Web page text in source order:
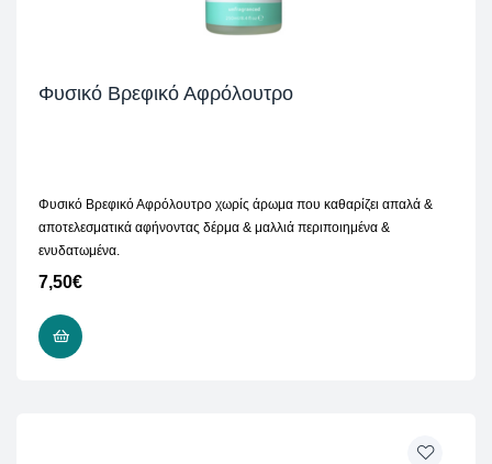
Φυσικό Βρεφικό Αφρόλουτρο
Φυσικό Βρεφικό Αφρόλουτρο χωρίς άρωμα που καθαρίζει απαλά &
αποτελεσματικά αφήνοντας δέρμα & μαλλιά περιποιημένα &
ενυδατωμένα.
7,50€